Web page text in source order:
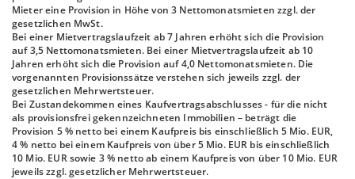
Mieter eine Provision in Höhe von 3 Nettomonatsmieten zzgl. der
gesetzlichen MwSt.
Bei einer Mietvertragslaufzeit ab 7 Jahren erhöht sich die Provision
auf 3,5 Nettomonatsmieten. Bei einer Mietvertragslaufzeit ab 10
Jahren erhöht sich die Provision auf 4,0 Nettomonatsmieten. Die
vorgenannten Provisionssätze verstehen sich jeweils zzgl. der
gesetzlichen Mehrwertsteuer.
Bei Zustandekommen eines Kaufvertragsabschlusses - für die nicht
als provisionsfrei gekennzeichneten Immobilien – beträgt die
Provision 5 % netto bei einem Kaufpreis bis einschließlich 5 Mio. EUR,
4 % netto bei einem Kaufpreis von über 5 Mio. EUR bis einschließlich
10 Mio. EUR sowie 3 % netto ab einem Kaufpreis von über 10 Mio. EUR
jeweils zzgl. gesetzlicher Mehrwertsteuer.